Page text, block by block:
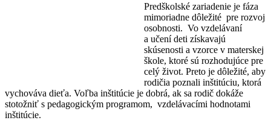
Predškolské zariadenie je fáza
mimoriadne dôležité pre rozvoj
osobnosti. Vo vzdelávaní
a učení deti získavajú
skúsenosti a vzorce v materskej
škole, ktoré sú rozhodujúce pre
celý život. Preto je dôležité, aby
rodičia poznali inštitúciu, ktorá
vychováva dieťa. Voľba inštitúcie je dobrá, ak sa rodič dokáže
stotožniť s pedagogickým programom, vzdelávacími hodnotami
inštitúcie.